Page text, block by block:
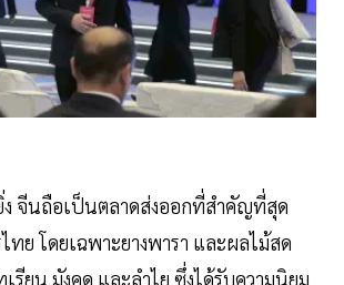
ง จีนถือเป็นตลาดส่งออกที่สำคัญที่สุด
ทย โดยเฉพาะยางพารา และผลไม้สด
รียน มังคุด และลำไย ซึ่งได้รับความนิยม